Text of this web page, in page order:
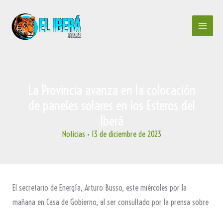
contenido
Noticias • 13 de diciembre de 2023
El secretario de Energía, Arturo Busso, este miércoles por la
mañana en Casa de Gobierno, al ser consultado por la prensa sobre